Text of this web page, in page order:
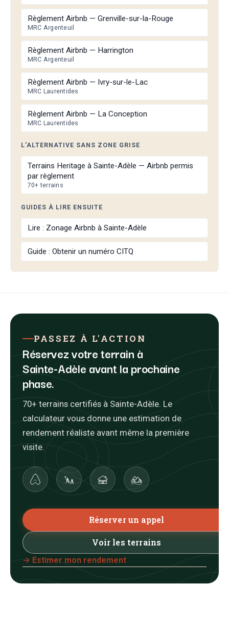
Règlement Airbnb — Grenville-sur-la-Rouge
MRC Argenteuil
Règlement Airbnb — Harrington
MRC Argenteuil
Règlement Airbnb — Ivry-sur-le-Lac
MRC Laurentides
Règlement Airbnb — La Conception
MRC Laurentides
L'ALTERNATIVE SANS ZONE GRISE
Terrains Heritage à Sainte-Adèle — Airbnb permis
par règlement
70+ terrains
GUIDES À LIRE ENSUITE
Lire : Zonage Airbnb à Sainte-Adèle
Guide : Obtenir un numéro CITQ
PASSEZ À L'ACTION
Réservez votre terrain à
Sainte-Adèle avant la prochaine
phase.
70+ terrains certifiés à Sainte-Adèle. Le
calculateur vous donne une estimation de
rendement réaliste avant même la première
visite.
Réserver un appel
Voir les terrains
→ Estimer mon rendement